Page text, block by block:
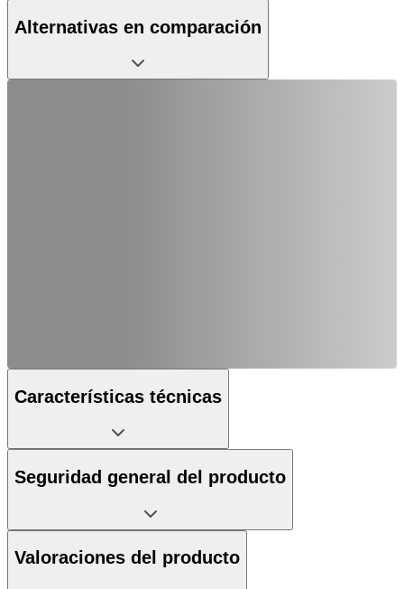
Alternativas en comparación
Características técnicas
Seguridad general del producto
Valoraciones del producto